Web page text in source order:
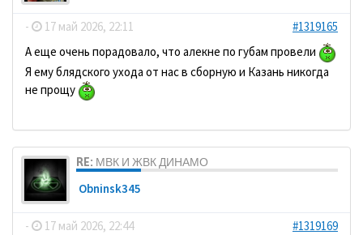
- 17 май 2026, 22:11
#1319165
А еще очень порадовало, что алекне по губам провели
Я ему блядского ухода от нас в сборную и Казань никогда
не прощу
RE: МВК И ЖВК ДИНАМО
Obninsk345
- 17 май 2026, 22:44 #1319169